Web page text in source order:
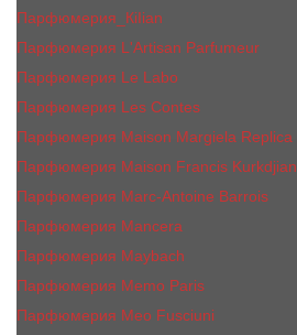
Парфюмерия_КiIiаn
Парфюмерия L'Artisan Parfumeur
Парфюмерия Le Labo
Парфюмерия Les Contes
Парфюмерия Maison Margiela Replica
Парфюмерия Maison Francis Kurkdjian
Парфюмерия Marc-Antoine Barrois
Парфюмерия Mancera
Парфюмерия Maybach
Парфюмерия Memo Paris
Парфюмерия Meo Fusciuni